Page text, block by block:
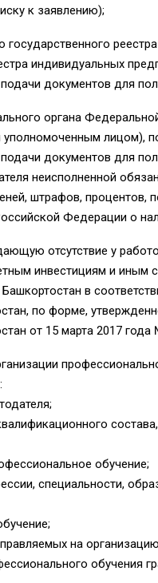
к заявлению);
государственного
индивидуальных
документов для
органа
лицом),
документов для
неисполненной
штрафов, процентов,
Федерации о
отсутствие у
инвестициям и иным
в
по форме,
от 15 марта 2017 года
обучение;
специальности,
на
обучения